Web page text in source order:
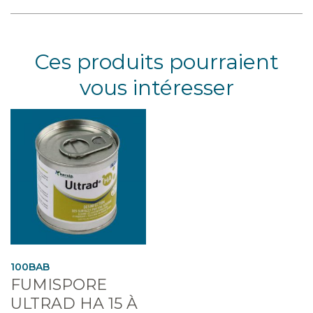
Ces produits pourraient
vous intéresser
100BAB
FUMISPORE
ULTRAD HA 15 À